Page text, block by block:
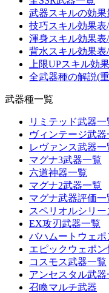
武器スキルの効
技巧スキル効果
渾身スキル効果
背水スキル効果
上限UPスキル効
全武器種の解説(
武器種一覧
リミテッド武器一
ヴィンテージ武器
レヴァンス武器一
マグナ3武器一覧
六道神器一覧
マグナ2武器一覧
マグナ武器評価一
スペリオルシリ
EX攻刃武器一覧
バハムートウェポ
エピックウェポン
コスモス武器一覧
アンセスタル武器
召喚マルチ武器